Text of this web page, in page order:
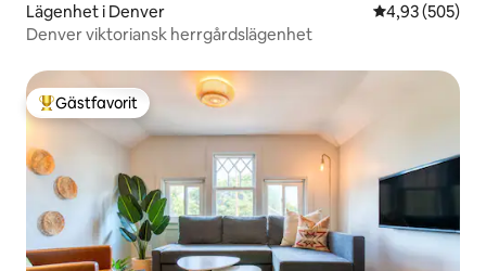
Lägenhet i Denver 4,93 av 5 i
4,93 (505)
Denver viktoriansk herrgårdslägenhet
Populär gästfavorit
Gästfavorit